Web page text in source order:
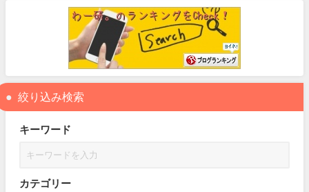
絞り込み検索
キーワード
カテゴリー